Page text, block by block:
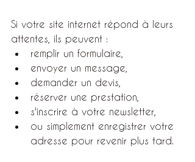
Si votre site internet répond à leurs
attentes, ils peuvent :
remplir un formulaire,
envoyer un message,
demander un devis,
réserver une prestation,
s'inscrire à votre newsletter,
ou simplement enregistrer votre
adresse pour revenir plus tard.